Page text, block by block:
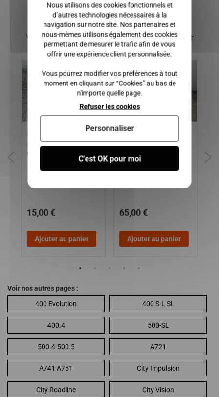
Vous pourriez également être intéressé par
CLIGNOTANT ORANGE
AIXAM 300, 400sl , 500sl,
mac
15,00 €
Ajouter au panier
AIXAM CITY, GTO ( de la
VISION )
65,00 €
Ajouter au panier
Voir nos autres pages :
400 Evolution
400 S-L SL
400.4 500-SL
500.4-500.5 A721
A741 A751 City Impulsion
City Roadline City Vision
Nous utilisons des cookies fonctionnels et
d’autres technologies nécessaires à la
navigation sur notre site. Nos partenaires et
nous-mêmes utilisons également des cookies
permettant de mesurer le trafic afin de vous
offrir une expérience client personnalisée.
Vous pourrez modifier vos préférences à tout
moment en cliquant sur “Cookies” au bas de
n'importe quelle page.
C'est OK pour moi
Refuser les cookies
Personnaliser